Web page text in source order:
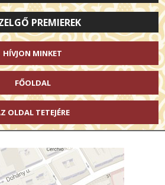
PREMIEREK
HÍVJON MINKET
FŐOLDAL
OLDAL TETEJÉRE